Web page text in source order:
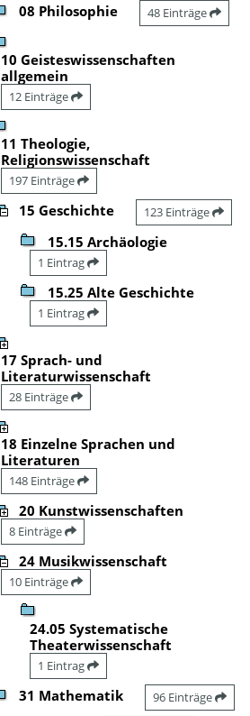
08 Philosophie 48 Einträge
10 Geisteswissenschaften
allgemein
12 Einträge
11 Theologie,
Religionswissenschaft
197 Einträge
15 Geschichte 123 Einträge
15.15 Archäologie
1 Eintrag
15.25 Alte Geschichte
1 Eintrag
17 Sprach- und
Literaturwissenschaft
28 Einträge
18 Einzelne Sprachen und
Literaturen
148 Einträge
20 Kunstwissenschaften
8 Einträge
24 Musikwissenschaft
10 Einträge
24.05 Systematische
Theaterwissenschaft
1 Eintrag
31 Mathematik 96 Einträge